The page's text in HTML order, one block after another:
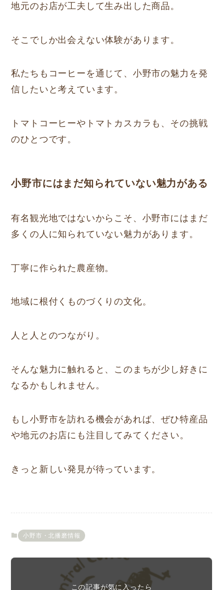
地元のお店が工夫して生み出した商品。
そこでしか出会えない体験があります。
私たちもコーヒーを通じて、小野市の魅力を発
信したいと考えています。
トマトコーヒーやトマトカスカラも、その挑戦
のひとつです。
小野市にはまだ知られていない魅力がある
有名観光地ではないからこそ、小野市にはまだ
多くの人に知られていない魅力があります。
丁寧に作られた農産物。
地域に根付くものづくりの文化。
人と人とのつながり。
そんな魅力に触れると、このまちが少し好きに
なるかもしれません。
もし小野市を訪れる機会があれば、ぜひ特産品
や地元のお店にも注目してみてください。
きっと新しい発見が待っています。
小野市・北播磨情報
この記事が気に入ったら